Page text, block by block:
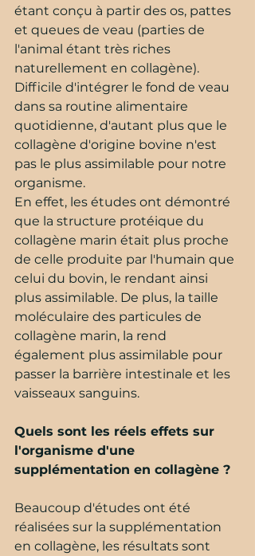
étant conçu à partir des os, pattes
et queues de veau (parties de
l'animal étant très riches
naturellement en collagène).
Difficile d'intégrer le fond de veau
dans sa routine alimentaire
quotidienne, d'autant plus que le
collagène d'origine bovine n'est
pas le plus assimilable pour notre
organisme.
En effet, les études ont démontré
que la structure protéique du
collagène marin était plus proche
de celle produite par l'humain que
celui du bovin, le rendant ainsi
plus assimilable. De plus, la taille
moléculaire des particules de
collagène marin, la rend
également plus assimilable pour
passer la barrière intestinale et les
vaisseaux sanguins.
Quels sont les réels effets sur
l'organisme d'une
supplémentation en collagène ?
Beaucoup d'études ont été
réalisées sur la supplémentation
en collagène, les résultats sont